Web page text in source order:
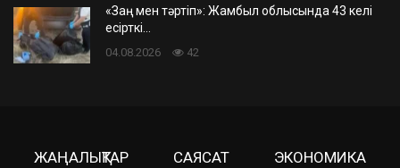
«Заң мен тәртіп»: Жамбыл облысында 43 келі
есірткі…
04.08.2026 42
ЖАҢАЛЫҚТАР САЯСАТ ЭКОНОМИКА